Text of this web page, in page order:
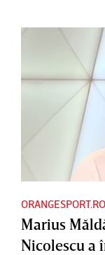
ORANGESPORT.RO
Marius
Nicolescu a